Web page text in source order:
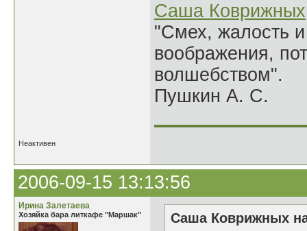
Саша Коврижных
"Смех, жалость
воображения,
волшебством".
Пушкин А. С.
Неактивен
2006-09-15 13:13:56
Ирина Залетаева
Хозяйка бара литкафе "Маршак"
Саша Коврижных